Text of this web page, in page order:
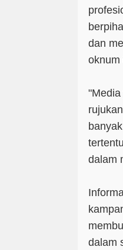
dan
oknum
dalam
dalam